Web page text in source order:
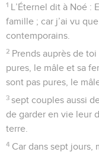
1 L’Éternel dit à Noé :
famille ; car j’ai vu
contemporains.
2 Prends auprès de
pures, le mâle et sa
sont pas pures, le
3 sept couples aussi
de garder en vie leur
terre.
4 Car dans sept jours,